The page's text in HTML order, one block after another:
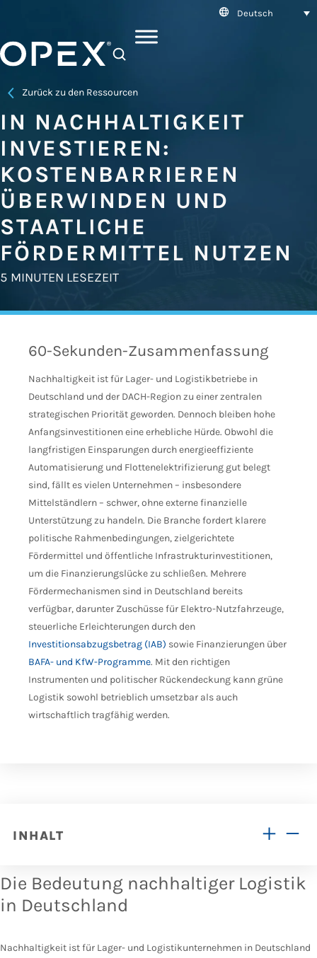
Deutsch
Zurück zu den Ressourcen
IN NACHHALTIGKEIT
INVESTIEREN:
KOSTENBARRIEREN
ÜBERWINDEN UND
STAATLICHE
FÖRDERMITTEL NUTZEN
5 MINUTEN LESEZEIT
60-Sekunden-Zusammenfassung
Nachhaltigkeit ist für Lager- und Logistikbetriebe in
Deutschland und der DACH-Region zu einer zentralen
strategischen Priorität geworden. Dennoch bleiben hohe
Anfangsinvestitionen eine erhebliche Hürde. Obwohl die
langfristigen Einsparungen durch energieeffiziente
Automatisierung und Flottenelektrifizierung gut belegt
sind, fällt es vielen Unternehmen – insbesondere
Mittelständlern – schwer, ohne externe finanzielle
Unterstützung zu handeln. Die Branche fordert klarere
politische Rahmenbedingungen, zielgerichtete
Fördermittel und öffentliche Infrastrukturinvestitionen,
um die Finanzierungslücke zu schließen. Mehrere
Fördermechanismen sind in Deutschland bereits
verfügbar, darunter Zuschüsse für Elektro-Nutzfahrzeuge,
steuerliche Erleichterungen durch den
Investitionsabzugsbetrag (IAB) sowie Finanzierungen über
BAFA- und KfW-Programme. Mit den richtigen
Instrumenten und politischer Rückendeckung kann grüne
Logistik sowohl betrieblich umsetzbar als auch
wirtschaftlich tragfähig werden.
INHALT
Die Bedeutung nachhaltiger Logistik
in Deutschland
Nachhaltigkeit ist für Lager- und Logistikunternehmen in Deutschland